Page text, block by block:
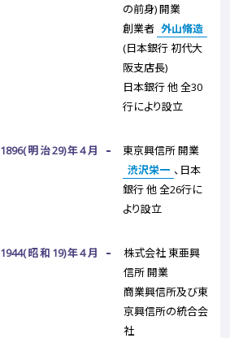
の前身) 開業
創業者 外山脩造
(日本銀行 初代大
阪支店長)
日本銀行 他 全30
行により設立
1896(明治29)年4月
東京興信所 開業
渋沢栄一 、日本
銀行 他 全26行に
より設立
1944(昭和19)年4月
株式会社 東亜興
信所 開業
商業興信所及び東
京興信所の統合会
社